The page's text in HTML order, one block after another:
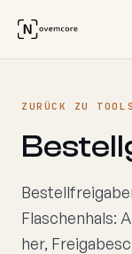
ZURÜCK ZU TOOLS
Flaschenhals:
her,